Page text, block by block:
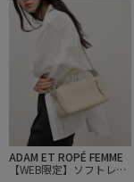
ADAM ET ROPÉ FEMME
【WEB限定】ソフトレザ